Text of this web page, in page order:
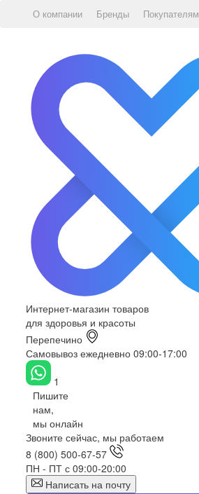
О компании Бренды Покупателям
Интернет-магазин товаров
для здоровья и красоты
Перепечино
Самовывоз ежедневно 09:00-17:00
1
Пишите
нам,
мы онлайн
Звоните сейчас, мы работаем
8 (800) 500-67-57
ПН - ПТ с 09:00-20:00
Написать на почту